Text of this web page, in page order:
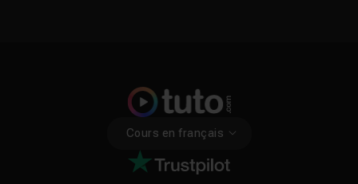
Cours en français